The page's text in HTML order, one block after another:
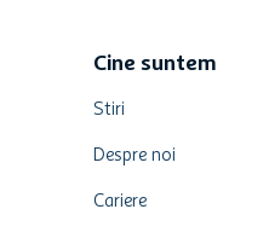
Cine suntem
Stiri
Despre noi
Cariere